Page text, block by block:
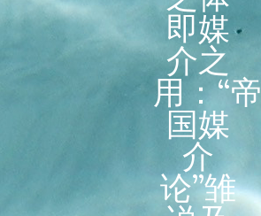
即媒
介之
用：“帝
国媒
介
论”雏